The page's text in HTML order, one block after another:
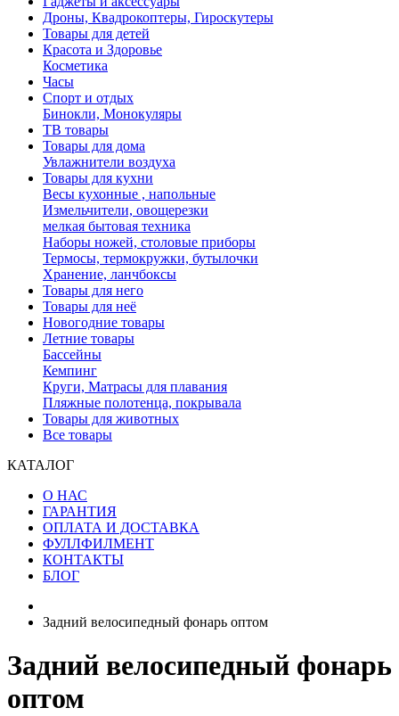
Дроны, Квадрокоптеры, Гироскутеры
Товары для детей
Красота и Здоровье
Косметика
Часы
Спорт и отдых
Бинокли, Монокуляры
ТВ товары
Товары для дома
Увлажнители воздуха
Товары для кухни
Весы кухонные , напольные
Измельчители, овощерезки
мелкая бытовая техника
Наборы ножей, столовые приборы
Термосы, термокружки, бутылочки
Хранение, ланчбоксы
Товары для него
Товары для неё
Новогодние товары
Летние товары
Бассейны
Кемпинг
Круги, Матрасы для плавания
Пляжные полотенца, покрывала
Товары для животных
Все товары
КАТАЛОГ
О НАС
ГАРАНТИЯ
ОПЛАТА И ДОСТАВКА
ФУЛЛФИЛМЕНТ
КОНТАКТЫ
БЛОГ
Задний велосипедный фонарь оптом
Задний велосипедный фонарь
оптом